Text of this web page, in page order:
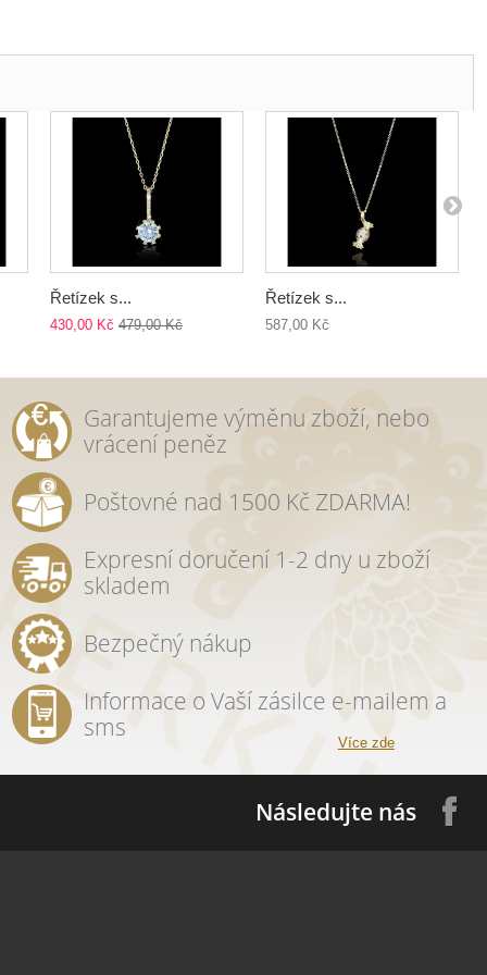
Řetízek s...
430,00 Kč 479,00 Kč
Řetízek s...
587,00 Kč
Garantujeme výměnu zboží, nebo
vrácení peněz
Poštovné nad 1500 Kč ZDARMA!
Expresní doručení 1-2 dny u zboží
skladem
Bezpečný nákup
Informace o Vaší zásilce e-mailem a
sms
Více zde
Následujte nás